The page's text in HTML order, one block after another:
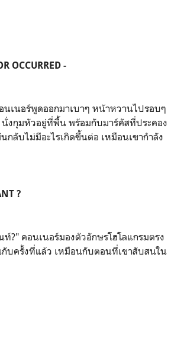
OCCURRED -
นเนอร์พูดออกมาเบาๆ หน้าหวานไปรอบๆ
นั่งกุมหัวอยู่ที่พื้น พร้อมกับมาร์คัสที่ประคอง
กลับไม่มีอะไรเกิดขึ้นต่อ เหมือนเขากำลัง
?
ท์?" คอนเนอร์มองตัวอักษรโฮโลแกรมตรง
บครั้งที่แล้ว เหมือนกับตอนที่เขาสับสนใน